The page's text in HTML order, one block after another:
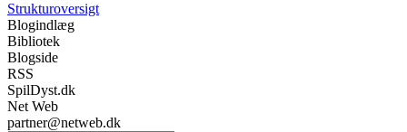
Strukturoversigt
Blogindlæg
Bibliotek
Blogside
RSS
SpilDyst.dk
Net Web
partner@netweb.dk